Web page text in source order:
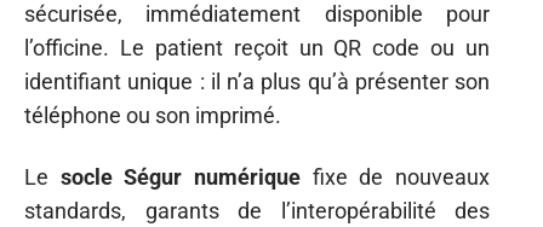
sécurisée, immédiatement disponible pour
l’officine. Le patient reçoit un QR code ou un
identifiant unique : il n’a plus qu’à présenter son
téléphone ou son imprimé.
Le socle Ségur numérique fixe de nouveaux
standards, garants de l’interopérabilité des